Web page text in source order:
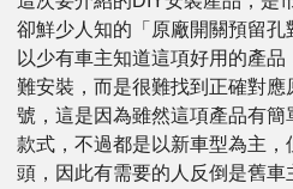
卻鮮少人知的「原廠開關預留
以少有車主知道這項好用的產
難安裝，而是很難找到正確對
號，這是因為雖然這項產品有
款式，不過都是以新車型為主
頭，因此有需要的人反倒是舊